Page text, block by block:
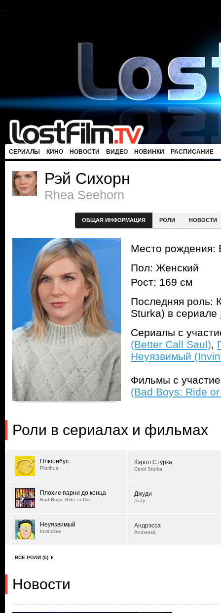
СЕРИАЛЫ КИНО НОВОСТИ ВИДЕО НОВИНКИ РАСПИСАНИЕ
Рэй Сихорн
Rhea Seehorn
ОБЩАЯ ИНФОРМАЦИЯ РОЛИ НОВОСТИ
Место
Пол: Женский
Рост: 169 см
Последняя роль:
Sturka) в сериале
Сериалы с
(Better Call Saul),
Неуязвимый
Фильмы с
(Bad Boys: Ride
Роли в сериалах и фильмах
Плюрибус
Pluribus
Кэрол Стурка
Carol Sturka
Плохие парни до конца
Bad Boys: Ride or Die
Джуди
Judy
Неуязвимый
Invincible
Андрэсса
Andressa
ВСЕ РОЛИ (5)
Новости